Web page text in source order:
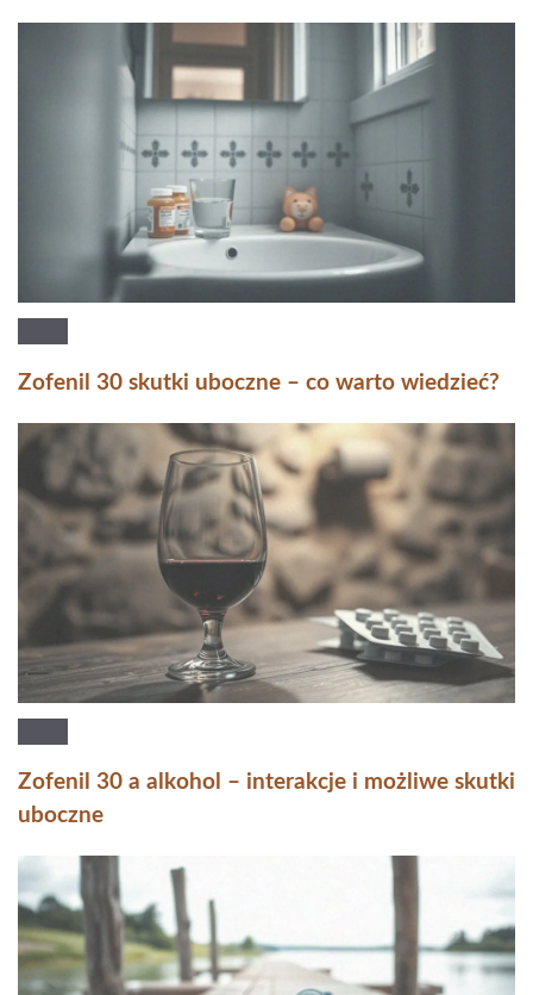
Zofenil 30 skutki uboczne – co warto wiedzieć?
Zofenil 30 a alkohol – interakcje i możliwe skutki
uboczne